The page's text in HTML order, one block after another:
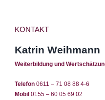
KONTAKT
Katrin Weihmann
Weiterbildung und
Telefon 0611 – 71 08 88 4-6
Mobil 0155 – 60 05 69 02